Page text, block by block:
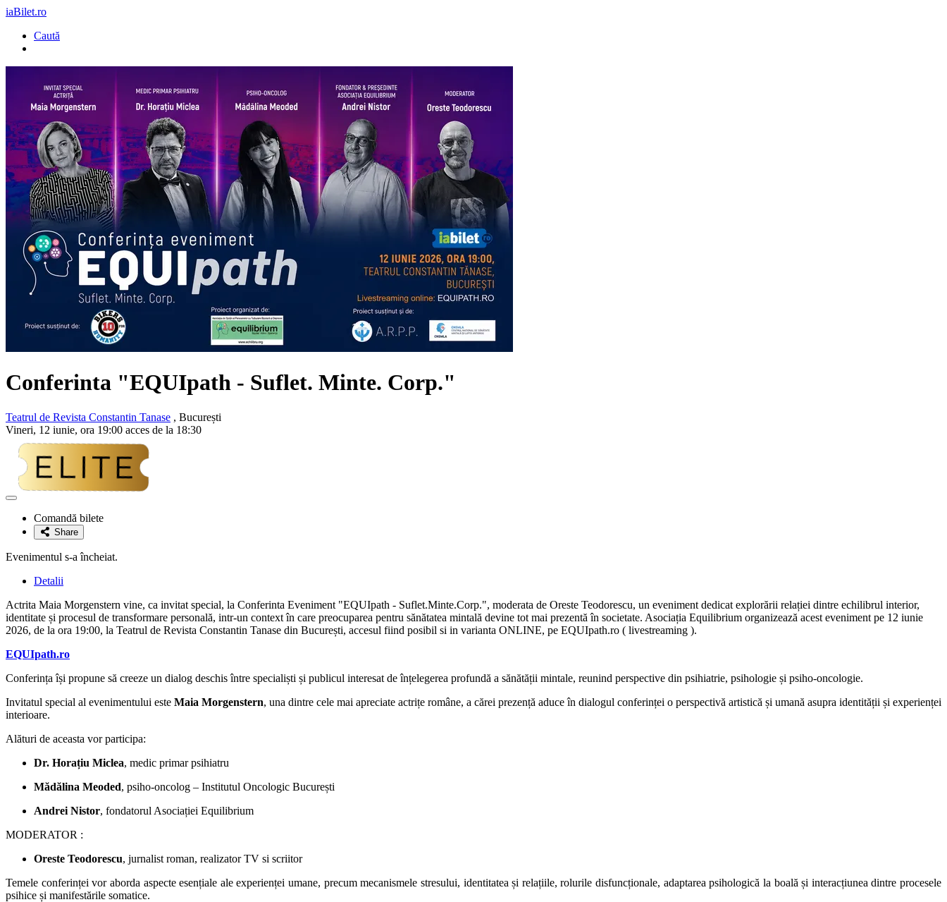
iaBilet.ro
Caută
Conferinta "EQUIpath - Suflet. Minte. Corp."
Teatrul de Revista Constantin Tanase , București
Vineri, 12 iunie, ora 19:00 acces de la 18:30
Adaugă
favoriteComandă bilete
Share
Evenimentul s-a încheiat.
Detalii
Actrita Maia Morgenstern vine, ca invitat special, la Conferinta Eveniment "EQUIpath - Suflet.Minte.Corp.", moderata de Oreste Teodorescu, un eveniment dedicat explorării relației dintre echilibrul interior,
identitate și procesul de transformare personală, intr-un context în care preocuparea pentru sănătatea mintală devine tot mai prezentă în societate. Asociația Equilibrium organizează acest eveniment pe 12 iunie
2026, de la ora 19:00, la Teatrul de Revista Constantin Tanase din București, accesul fiind posibil si in varianta ONLINE, pe EQUIpath.ro ( livestreaming ).
EQUIpath.ro
Conferința își propune să creeze un dialog deschis între specialiști și publicul interesat de înțelegerea profundă a sănătății mintale, reunind perspective din psihiatrie, psihologie și psiho-oncologie.
Invitatul special al evenimentului este Maia Morgenstern, una dintre cele mai apreciate actrițe române, a cărei prezență aduce în dialogul conferinței o perspectivă artistică și umană asupra identității și experienței
interioare.
Alături de aceasta vor participa:
Dr. Horațiu Miclea, medic primar psihiatru
Mădălina Meoded, psiho-oncolog – Institutul Oncologic București
Andrei Nistor, fondatorul Asociației Equilibrium
MODERATOR :
Oreste Teodorescu, jurnalist roman, realizator TV si scriitor
Temele conferinței vor aborda aspecte esențiale ale experienței umane, precum mecanismele stresului, identitatea și relațiile, rolurile disfuncționale, adaptarea psihologică la boală și interacțiunea dintre procesele
psihice și manifestările somatice.